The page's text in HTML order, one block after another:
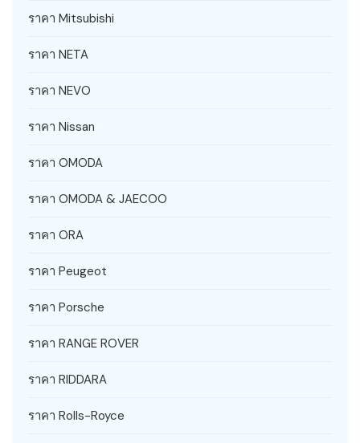
ราคา Mitsubishi
ราคา NETA
ราคา NEVO
ราคา Nissan
ราคา OMODA
ราคา OMODA & JAECOO
ราคา ORA
ราคา Peugeot
ราคา Porsche
ราคา RANGE ROVER
ราคา RIDDARA
ราคา Rolls-Royce